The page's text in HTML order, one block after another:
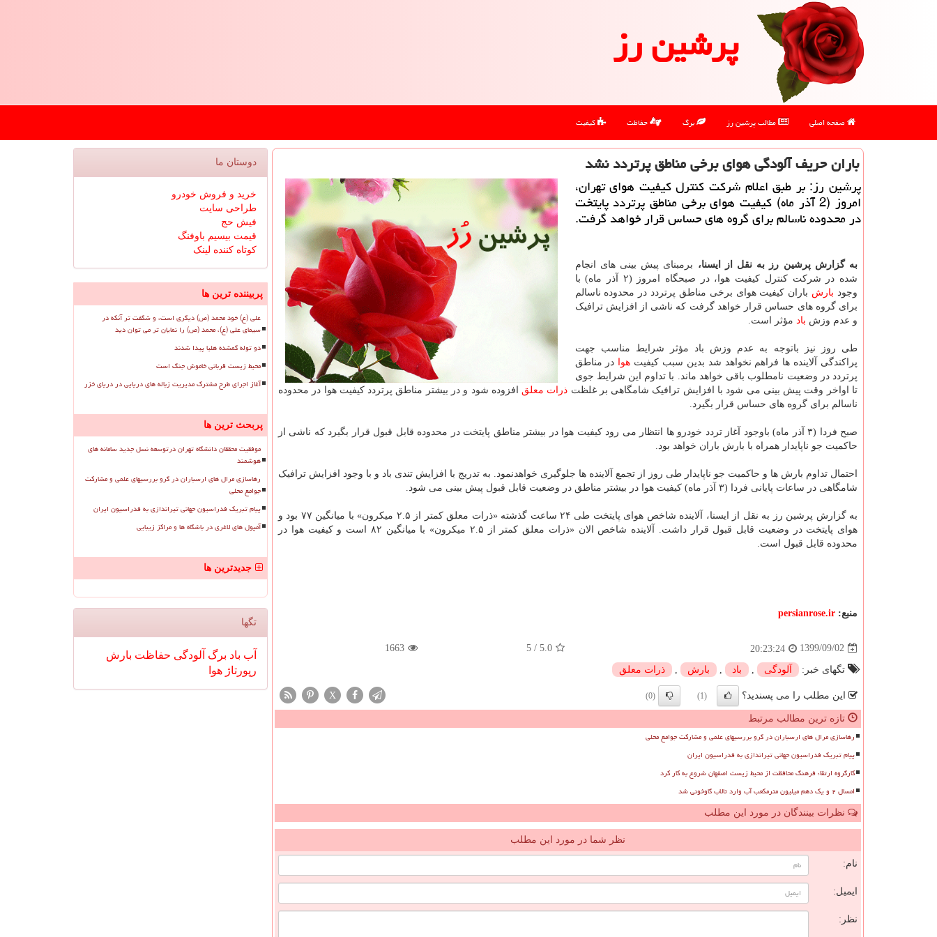
پرشین رز
صفحه اصلی مطالب پرشین رز برگ حفاظت کیفیت
باران حریف آلودگی هوای برخی مناطق پرتردد نشد
پرشین رز: بر طبق اعلام شركت كنترل كیفیت هوای تهران،
امروز (2 آذر ماه) كیفیت هوای برخی مناطق پرتردد پایتخت
در محدوده ناسالم برای گروه های حساس قرار خواهد گرفت.
به گزارش پرشین رز به نقل از ایسنا، برمبنای پیش بینی های انجام
شده در شرکت کنترل کیفیت هوا، در صبحگاه امروز (۲ آذر ماه) با
وجود بارش باران کیفیت هوای برخی مناطق پرتردد در محدوده ناسالم
برای گروه های حساس قرار خواهد گرفت که ناشی از افزایش ترافیک
و عدم وزش باد مؤثر است.
طی روز نیز باتوجه به عدم وزش باد مؤثر شرایط مناسب جهت
پراکندگی آلاینده ها فراهم نخواهد شد بدین سبب کیفیت هوا
در مناطق
پرتردد در وضعیت نامطلوب باقی خواهد ماند. با تداوم این شرایط جوی
تا اواخر وقت پیش بینی می شود با افزایش ترافیک شامگاهی بر غلظت ذرات معلقافزوده شود و در بیشتر مناطق پرتردد کیفیت هوا در محدوده
ناسالم برای گروه های حساس قرار بگیرد.
صبح فردا (۳ آذر ماه) باوجود آغاز تردد خودرو ها انتظار می رود کیفیت هوا در بیشتر مناطق پایتخت در محدوده قابل قبول قرار بگیرد که ناشی از
حاکمیت جو ناپایدار همراه با بارش باران خواهد بود.
احتمال تداوم بارش ها و حاکمیت جو ناپایدار طی روز از تجمع آلاینده ها جلوگیری خواهدنمود. به تدریج با افزایش تندی باد و با وجود افزایش ترافیک
شامگاهی در ساعات پایانی فردا (۳ آذر ماه) کیفیت هوا در بیشتر مناطق در وضعیت قابل قبول پیش بینی می شود.
به گزارش پرشین رز به نقل از ایسنا، آلاینده شاخص هوای پایتخت طی ۲۴ ساعت گذشته «ذرات معلق کمتر از ۲.۵ میکرون» با میانگین ۷۷ بود و
هوای پایتخت در وضعیت قابل قبول قرار داشت. آلاینده شاخص الان «ذرات معلق کمتر از ۲.۵ میکرون» با میانگین ۸۲ است و کیفیت هوا در
محدوده قابل قبول است.
منبع: persianrose.ir
1399/09/02
20:23:24
5.0
/
5
1663
تگهای خبر: آلودگی باد بارش ذرات معلق
این مطلب را می پسندید؟ (1)
(0)
X
تازه ترین مطالب مرتبط
رهاسازی مرال های ارسباران در گرو بررسیهای علمی و مشارکت جوامع محلی
پیام تبریک فدراسیون جهانی تیراندازی به فدراسیون ایران
کارگروه ارتقاء فرهنگ محافظت از محیط زیست اصفهان شروع به کار کرد
امسال ۲ و یک دهم میلیون مترمکعب آب وارد تالاب گاوخونی شد
نظرات بینندگان در مورد این مطلب
نظر شما در مورد این مطلب
نام:
ایمیل:
نظر:
دوستان ما
خرید و فروش خودرو
طراحی سایت
فیش حج
قیمت بیسیم باوفنگ
کوتاه کننده لینک
پربیننده ترین ها
علی (ع) خود محمد (ص) دیگری است، و شگفت تر آنکه در
سیمای علی (ع)، محمد (ص) را نمایان تر می توان دید
دو توله گمشده هلیا پیدا شدند
محیط زیست قربانی خاموش جنگ است
آغاز اجرای طرح مشترک مدیریت زباله های دریایی در دریای خزر
پربحث ترین ها
موفقیت محققان دانشگاه تهران درتوسعه نسل جدید سامانه های
هوشمند
رهاسازی مرال های ارسباران در گرو بررسیهای علمی و مشارکت
جوامع محلی
پیام تبریک فدراسیون جهانی تیراندازی به فدراسیون ایران
آمپول های لاغری در باشگاه ها و مراکز زیبایی
جدیدترین ها
تگها
آب باد برگ آلودگی حفاظت بارش
رپورتاژ هوا